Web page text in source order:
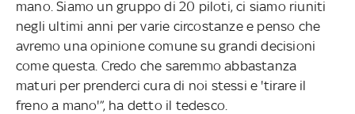
mano. Siamo un gruppo di 20 piloti, ci siamo riuniti
negli ultimi anni per varie circostanze e penso che
avremo una opinione comune su grandi decisioni
come questa. Credo che saremmo abbastanza
maturi per prenderci cura di noi stessi e 'tirare il
freno a mano'”, ha detto il tedesco.